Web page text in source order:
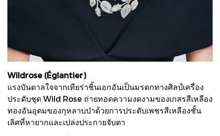
Wildrose (Églantier)
แรงบันดาลใจจากเทียร่าชิ้นเอกอันเป็นมรดกทางศิลป์เครื่อง
ประดับชุด Wild Rose ถ่ายทอดความงดงามของเกสรสีเหลือง
ทองอันอุดมของกุหลาบป่าด้วยการประดับเพชรสีเหลืองชั้น
เลิศที่หายากและเปล่งประกายจับตา